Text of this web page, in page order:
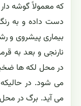
که معمولاً گوشه
دست داده و به
بیماری پیشروی و
نارنجی و بعد به
در محل لکه ها
می شود. در حالیکه